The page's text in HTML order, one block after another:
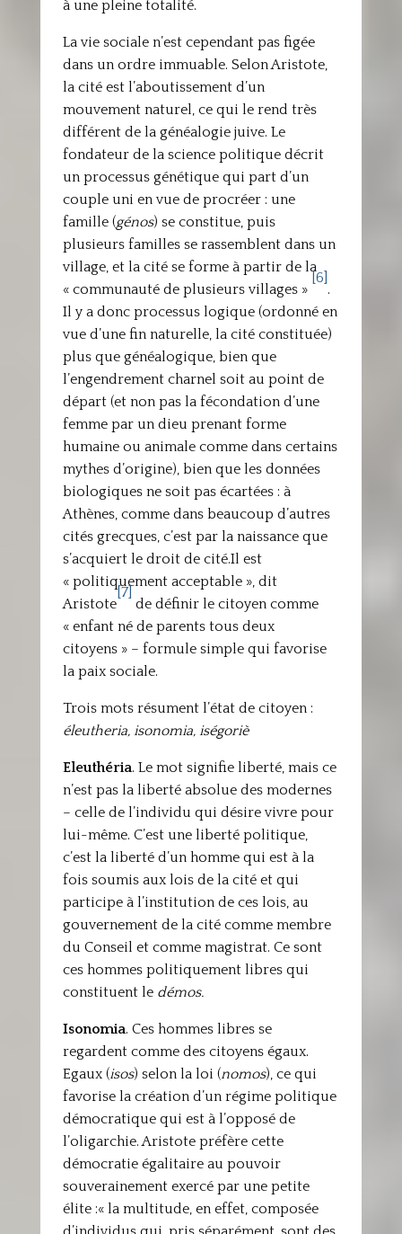
à une pleine totalité.
La vie sociale n’est cependant pas figée
dans un ordre immuable. Selon Aristote,
la cité est l’aboutissement d’un
mouvement naturel, ce qui le rend très
différent de la généalogie juive. Le
fondateur de la science politique décrit
un processus génétique qui part d’un
couple uni en vue de procréer : une
famille (génos) se constitue, puis
plusieurs familles se rassemblent dans un
village, et la cité se forme à partir de la
« communauté de plusieurs villages »
[6]
.
Il y a donc processus logique (ordonné en
vue d’une fin naturelle, la cité constituée)
plus que généalogique, bien que
l’engendrement charnel soit au point de
départ (et non pas la fécondation d’une
femme par un dieu prenant forme
humaine ou animale comme dans certains
mythes d’origine), bien que les données
biologiques ne soit pas écartées : à
Athènes, comme dans beaucoup d’autres
cités grecques, c’est par la naissance que
s’acquiert le droit de cité.Il est
« politiquement acceptable », dit
Aristote
[7]
de définir le citoyen comme
« enfant né de parents tous deux
citoyens » – formule simple qui favorise
la paix sociale.
Trois mots résument l’état de citoyen :
éleutheria, isonomia, iségoriè
Eleuthéria. Le mot signifie liberté, mais ce
n’est pas la liberté absolue des modernes
– celle de l’individu qui désire vivre pour
lui-même. C’est une liberté politique,
c’est la liberté d’un homme qui est à la
fois soumis aux lois de la cité et qui
participe à l’institution de ces lois, au
gouvernement de la cité comme membre
du Conseil et comme magistrat. Ce sont
ces hommes politiquement libres qui
constituent le démos.
Isonomia. Ces hommes libres se
regardent comme des citoyens égaux.
Egaux (isos) selon la loi (nomos), ce qui
favorise la création d’un régime politique
démocratique qui est à l’opposé de
l’oligarchie. Aristote préfère cette
démocratie égalitaire au pouvoir
souverainement exercé par une petite
élite :« la multitude, en effet, composée